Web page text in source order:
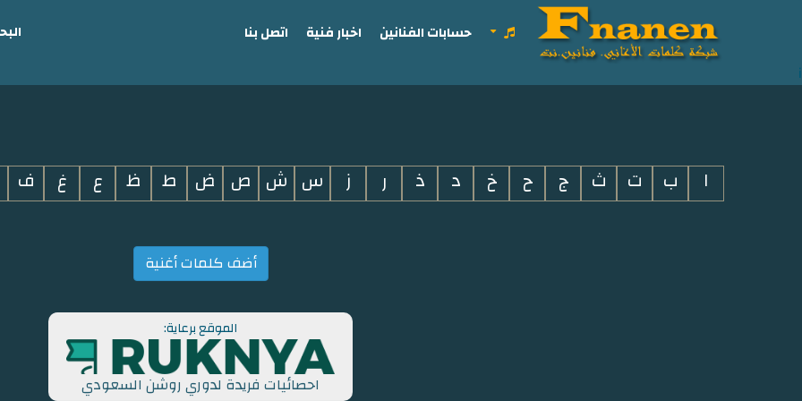
i
حسابات الفنانين اخبار فنية اتصل بنا
ا ب ت ث ج ح خ د ذ ر ز س ش ص ض ط ظ ع غ ف
أضف كلمات أغنية
الموقع برعاية:
احصائيات فريدة لدوري روشن السعودي